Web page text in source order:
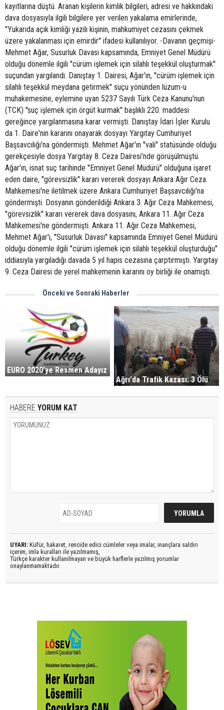
kayıtlarına düştü. Aranan kişilerin kimlik bilgileri, adresi ve hakkındaki
dava dosyasıyla ilgili bilgilere yer verilen yakalama emirlerinde,
''Yukarıda açık kimliği yazılı kişinin, mahkumiyet cezasını çekmek
üzere yakalanması için emirdir'' ifadesi kullanılıyor. -Davanın geçmişi-
Mehmet Ağar, Susurluk Davası kapsamında, Emniyet Genel Müdürü
olduğu dönemle ilgili ''cürüm işlemek için silahlı teşekkül oluşturmak''
suçundan yargılandı. Danıştay 1. Dairesi, Ağar'ın, ''cürüm işlemek için
silahlı teşekkül meydana getirmek'' suçu yönünden lüzum-u
muhakemesine, eylemine uyan 5237 Sayılı Türk Ceza Kanunu'nun
(TCK) ''suç işlemek için örgüt kurmak'' başlıklı 220. maddesi
gereğince yargılanmasına karar vermişti. Danıştay İdari İşler Kurulu
da 1. Daire'nin kararını onayarak dosyayı Yargıtay Cumhuriyet
Başsavcılığı'na göndermişti. Mehmet Ağar'ın ''vali'' statüsünde olduğu
gerekçesiyle dosya Yargıtay 8. Ceza Dairesi'nde görüşülmüştü.
Ağar'ın, isnat suç tarihinde ''Emniyet Genel Müdürü'' olduğuna işaret
eden daire, ''görevsizlik'' kararı vererek dosyayı Ankara Ağır Ceza
Mahkemesi'ne iletilmek üzere Ankara Cumhuriyet Başsavcılığı'na
göndermişti. Dosyanın gönderildiği Ankara 3. Ağır Ceza Mahkemesi,
''görevsizlik'' kararı vererek dava dosyasını, Ankara 11. Ağır Ceza
Mahkemesi'ne göndermişti. Ankara 11. Ağır Ceza Mahkemesi,
Mehmet Ağar'ı, ''Susurluk Davası'' kapsamında Emniyet Genel Müdürü
olduğu dönemle ilgili ''cürüm işlemek için silahlı teşekkül oluşturduğu''
iddiasıyla yargıladığı davada 5 yıl hapis cezasına çarptırmıştı. Yargıtay
9. Ceza Dairesi de yerel mahkemenin kararını oy birliği ile onamıştı.
Önceki ve Sonraki Haberler
EURO 2020'ye Resmen Adayız
Ağrı'da Trafik Kazası: 3 Ölü
HABERE YORUM KAT
UYARI: Küfür, hakaret, rencide edici cümleler veya imalar, inançlara saldırı
içeren, imla kuralları ile yazılmamış,
Türkçe karakter kullanılmayan ve büyük harflerle yazılmış yorumlar
onaylanmamaktadır.